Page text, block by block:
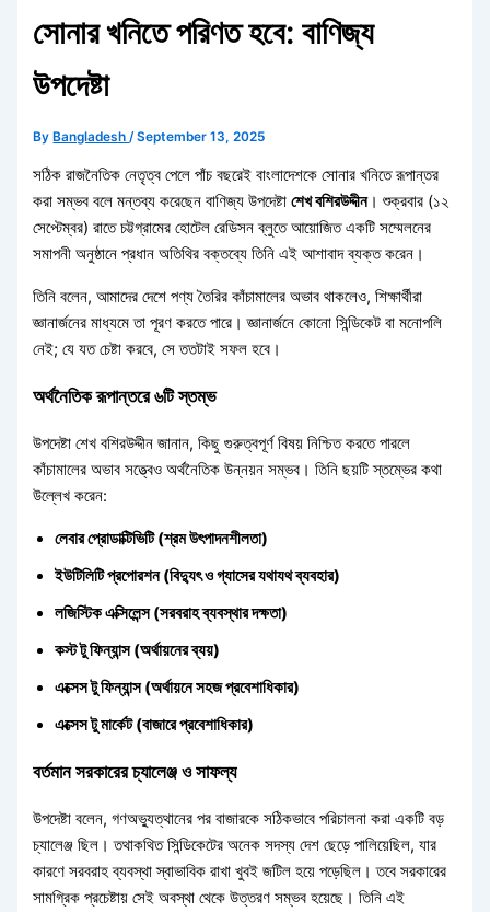
সোনার খনিতে পরিণত হবে: বাণিজ্য
উপদেষ্টা
ByBangladesh/September 13, 2025
সঠিক রাজনৈতিক নেতৃত্ব পেলে পাঁচ বছরেই বাংলাদেশকে সোনার খনিতে রূপান্তর
করা সম্ভব বলে মন্তব্য করেছেন বাণিজ্য উপদেষ্টাশেখ বশিরউদ্দীন। শুক্রবার (১২
সেপ্টেম্বর) রাতে চট্টগ্রামের হোটেল রেডিসন ব্লুতে আয়োজিত একটি সম্মেলনের
সমাপনী অনুষ্ঠানে প্রধান অতিথির বক্তব্যে তিনি এই আশাবাদ ব্যক্ত করেন।
তিনি বলেন, আমাদের দেশে পণ্য তৈরির কাঁচামালের অভাব থাকলেও, শিক্ষার্থীরা
জ্ঞানার্জনের মাধ্যমে তা পূরণ করতে পারে। জ্ঞানার্জনে কোনো সিন্ডিকেট বা মনোপলি
নেই; যে যত চেষ্টা করবে, সে ততটাই সফল হবে।
অর্থনৈতিক রূপান্তরে ৬টি স্তম্ভ
উপদেষ্টা শেখ বশিরউদ্দীন জানান, কিছু গুরুত্বপূর্ণ বিষয় নিশ্চিত করতে পারলে
কাঁচামালের অভাব সত্ত্বেও অর্থনৈতিক উন্নয়ন সম্ভব। তিনি ছয়টি স্তম্ভের কথা
উল্লেখ করেন:
লেবার প্রোডাক্টিভিটি (শ্রম উৎপাদনশীলতা)
ইউটিলিটি প্রপোরশন (বিদ্যুৎ ও গ্যাসের যথাযথ ব্যবহার)
লজিস্টিক এক্সিলেন্স (সরবরাহ ব্যবস্থার দক্ষতা)
কস্ট টু ফিন্যান্স (অর্থায়নের ব্যয়)
এক্সেস টু ফিন্যান্স (অর্থায়নে সহজ প্রবেশাধিকার)
এক্সেস টু মার্কেট (বাজারে প্রবেশাধিকার)
বর্তমান সরকারের চ্যালেঞ্জ ও সাফল্য
উপদেষ্টা বলেন, গণঅভ্যুত্থানের পর বাজারকে সঠিকভাবে পরিচালনা করা একটি বড়
চ্যালেঞ্জ ছিল। তথাকথিত সিন্ডিকেটের অনেক সদস্য দেশ ছেড়ে পালিয়েছিল, যার
কারণে সরবরাহ ব্যবস্থা স্বাভাবিক রাখা খুবই জটিল হয়ে পড়েছিল। তবে সরকারের
সামগ্রিক প্রচেষ্টায় সেই অবস্থা থেকে উত্তরণ সম্ভব হয়েছে। তিনি এই